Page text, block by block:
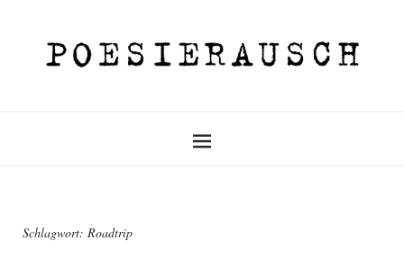
Schlagwort: Roadtrip